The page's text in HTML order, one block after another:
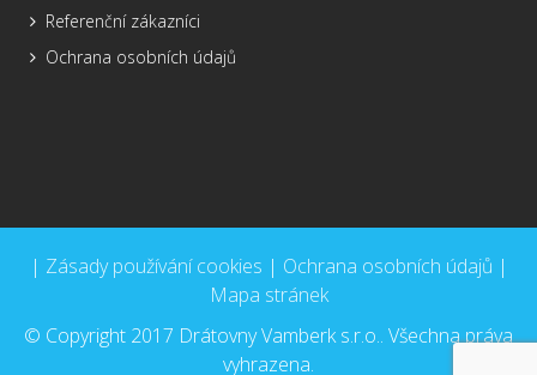
Referenční zákazníci
Ochrana osobních údajů
| Zásady používání cookies | Ochrana osobních údajů |
Mapa stránek
© Copyright 2017 Drátovny Vamberk s.r.o.. Všechna práva
vyhrazena.